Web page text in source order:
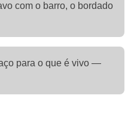
com o barro, o bordado
para o que é vivo —